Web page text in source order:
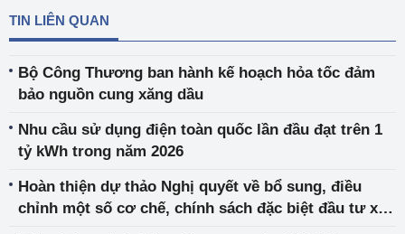
TIN LIÊN QUAN
Bộ Công Thương ban hành kế hoạch hỏa tốc đảm
bảo nguồn cung xăng dầu
Nhu cầu sử dụng điện toàn quốc lần đầu đạt trên 1
tỷ kWh trong năm 2026
Hoàn thiện dự thảo Nghị quyết về bổ sung, điều
chỉnh một số cơ chế, chính sách đặc biệt đầu tư xây